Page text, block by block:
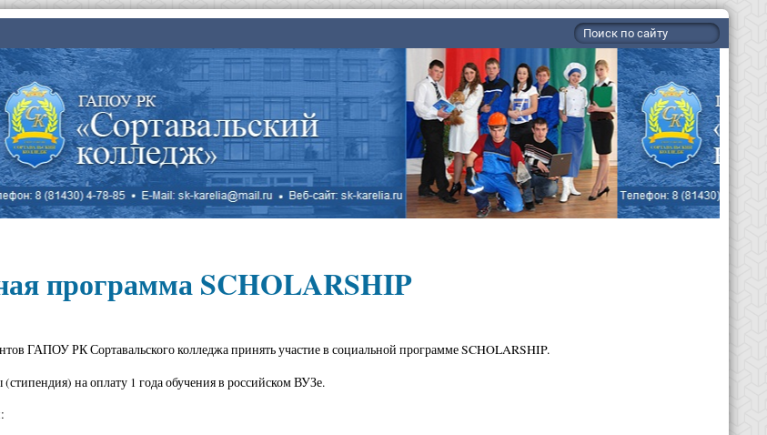
программа SCHOLARSHIP
ГАПОУ РК Сортавальского колледжа принять участие в социальной программе SCHOLARSHIP.
на оплату 1 года обучения в российском ВУЗе.